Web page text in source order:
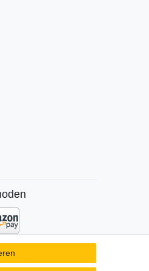
SEPA
,Kreditkartewie